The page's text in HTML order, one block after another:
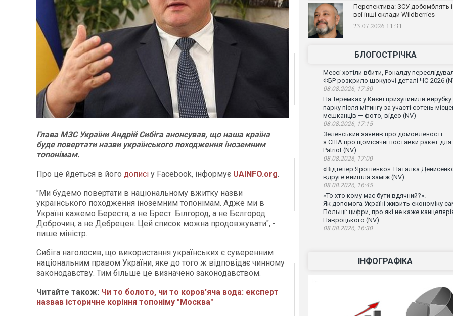
Глава МЗС України Андрій Сибіга анонсував, що наша країна
буде повертати назви українського походження іноземним
топонімам.
Про це йдеться в його дописі у Facebook, інформує UAINFO.org.
"Ми будемо повертати в національному вжитку назви
українського походження іноземним топонімам. Адже ми в
Україні кажемо Берестя, а не Брест. Білгород, а не Бєлгород.
Доброчин, а не Дебрецен. Цей список можна продовжувати", -
пише міністр.
Сибіга наголосив, що використання українських є суверенним
національним правом України, яке до того ж відповідає чинному
законодавству. Тим більше це визначено законодавством.
Читайте також: Чи то болото, чи то коров'яча вода: експерт
назвав історичне коріння топоніму "Москва"
Перспектива: ЗСУ добомблять і
всі інші склади Wildberries
23.07.2026 11:31
БЛОГОСТРІЧКА
Мессі хотіли вбити, Роналду
ФБР розкрило шокуючі деталі ЧС-2026
08.08.2026, 17:30
На Теремках у Києві призупинили вирубку
парку після мітингу за участі сотень
мешканців — фото, відео (NV)
08.08.2026, 17:15
Зеленський заявив про домовленості
з США про щомісячні поставки ракет для
Patriot (NV)
08.08.2026, 17:00
«Відтепер Ярошенко». Наталка
вдруге вийшла заміж (NV)
08.08.2026, 16:45
«То хто кому має бути вдячний?».
Як допомога Україні живить економіку
Польщі: цифри, про які не каже
Навроцького (NV)
08.08.2026, 16:30
ІНФОГРАФІКА